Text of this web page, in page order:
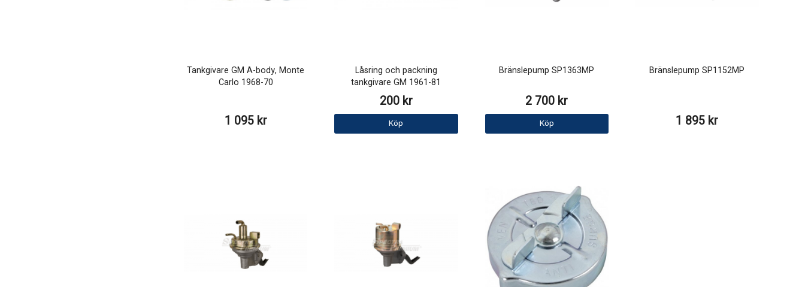
Tankgivare GM A-body, Monte
Carlo 1968-70
1 095 kr
Låsring och packning
tankgivare GM 1961-81
200 kr
Köp
Bränslepump SP1363MP
2 700 kr
Köp
Bränslepump SP1152MP
1 895 kr